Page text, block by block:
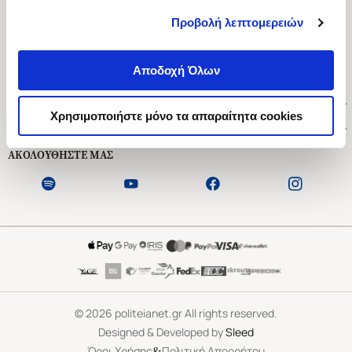
Προβολή λεπτομερειών
Αποδοχή Όλων
Χρησιμοποιήστε μόνο τα απαραίτητα cookies
Ασκληπιού 1-3, Αθήνα 106 79
Δευτέρα - Παρασκευή 09:00-21:00
Εξυπηρέτηση Πελατών
ΑΚΟΛΟΥΘΗΣΤΕ ΜΑΣ
©2026 politeianet.gr All rights reserved.
Designed & Developed bySleed